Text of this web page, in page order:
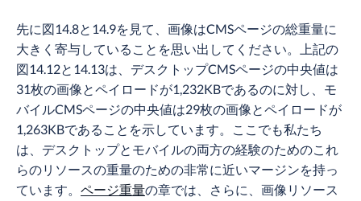
先に図14.8と14.9を見て、画像はCMSページの総重量に
大きく寄与していることを思い出してください。上記の
図14.12と14.13は、デスクトップCMSページの中央値は
31枚の画像とペイロードが1,232KBであるのに対し、モ
バイルCMSページの中央値は29枚の画像とペイロードが
1,263KBであることを示しています。ここでも私たち
は、デスクトップとモバイルの両方の経験のためのこれ
らのリソースの重量のための非常に近いマージンを持っ
ています。 ページ重量の章では、さらに、画像リソース